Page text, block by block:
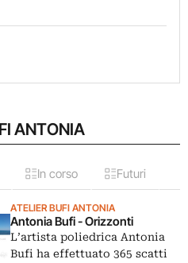
ANTONIA
In corso Futuri
ATELIER BUFI ANTONIA
Antonia Bufi - Orizzonti
L’artista poliedrica Antonia
Bufi ha effettuato 365 scatti